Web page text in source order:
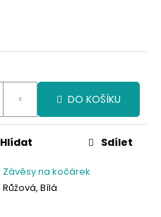
DO KOŠÍKU
Závěsy na kočárek
Růžová, Bílá
Hlídat Sdílet